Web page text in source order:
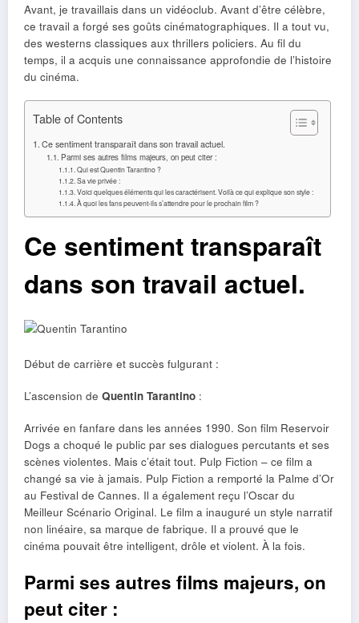
Avant, je travaillais dans un vidéoclub. Avant d’être célèbre,
ce travail a forgé ses goûts cinématographiques. Il a tout vu,
des westerns classiques aux thrillers policiers. Au fil du
temps, il a acquis une connaissance approfondie de l’histoire
du cinéma.
Table of Contents
Ce sentiment transparaît dans son travail actuel.
Parmi ses autres films majeurs, on peut citer :
Qui est Quentin Tarantino ?
Sa vie privée :
Voici quelques éléments qui les caractérisent. Voilà ce qui explique son style :
À quoi les fans peuvent-ils s’attendre pour le prochain film ?
Ce sentiment transparaît
dans son travail actuel.
Début de carrière et succès fulgurant :
L’ascension de Quentin Tarantino :
Arrivée en fanfare dans les années 1990. Son film Reservoir
Dogs a choqué le public par ses dialogues percutants et ses
scènes violentes. Mais c’était tout. Pulp Fiction – ce film a
changé sa vie à jamais. Pulp Fiction a remporté la Palme d’Or
au Festival de Cannes. Il a également reçu l’Oscar du
Meilleur Scénario Original. Le film a inauguré un style narratif
non linéaire, sa marque de fabrique. Il a prouvé que le
cinéma pouvait être intelligent, drôle et violent. À la fois.
Parmi ses autres films majeurs, on
peut citer :